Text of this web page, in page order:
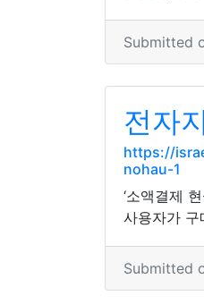
Submitted
전자
https://
nohau-1
‘소액결제
사용자가 구
Submitted